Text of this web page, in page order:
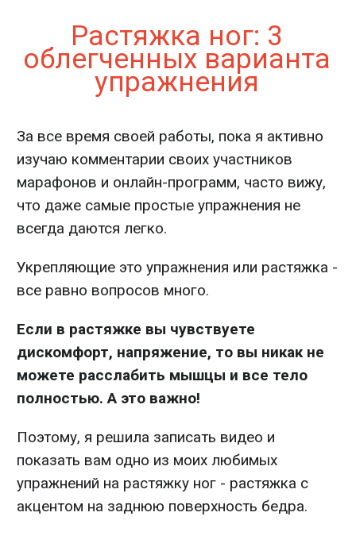
Растяжка ног: 3
облегченных варианта
упражнения
За все время своей работы, пока я активно
изучаю комментарии своих участников
марафонов и онлайн-программ, часто вижу,
что даже самые простые упражнения не
всегда даются легко.
Укрепляющие это упражнения или растяжка -
все равно вопросов много.
Если в растяжке вы чувствуете
дискомфорт, напряжение, то вы никак не
можете расслабить мышцы и все тело
полностью. А это важно!
Поэтому, я решила записать видео и
показать вам одно из моих любимых
упражнений на растяжку ног - растяжка с
акцентом на заднюю поверхность бедра.